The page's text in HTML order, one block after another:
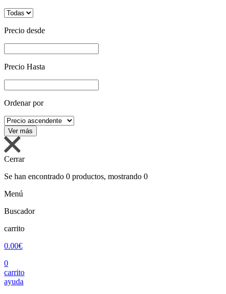
Precio desde
Precio Hasta
Ordenar por
Cerrar
Se han encontrado 0 productos, mostrando 0
Menú
Buscador
carrito
0.00€
0
carrito
ayuda